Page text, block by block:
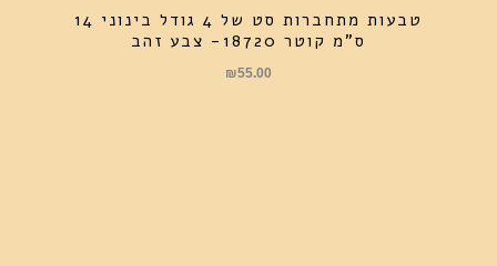
טבעות מתחברות סט של 4 גודל בינוני 14
ס"מ קוטר 18720- צבע זהב
₪55.00